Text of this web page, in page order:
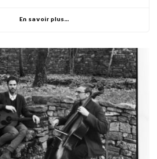
En savoir plus...